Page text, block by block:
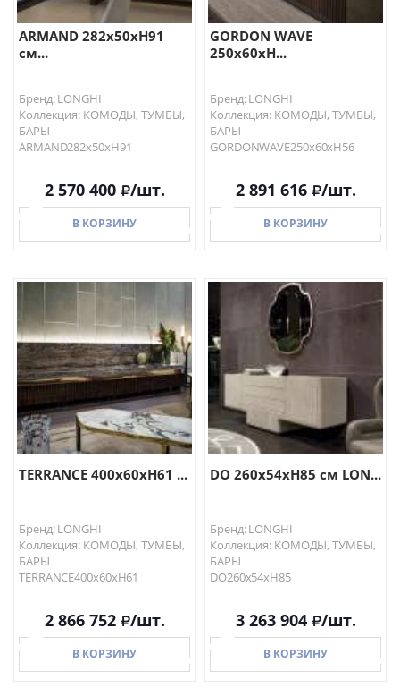
ARMAND 282x50xH91
см...
Бренд: LONGHI
Коллекция: КОМОДЫ, ТУМБЫ,
БАРЫ
ARMAND282x50xH91
2 570 400 /шт.
В КОРЗИНУ
В КОРЗИНУ
GORDON WAVE
250x60xH...
Бренд: LONGHI
Коллекция: КОМОДЫ, ТУМБЫ,
БАРЫ
GORDONWAVE250x60xH56
2 891 616 /шт.
В КОРЗИНУ
В КОРЗИНУ
TERRANCE 400x60хH61 ...
Бренд: LONGHI
Коллекция: КОМОДЫ, ТУМБЫ,
БАРЫ
TERRANCE400x60хH61
2 866 752 /шт.
В КОРЗИНУ
DO 260x54хH85 см LON...
Бренд: LONGHI
Коллекция: КОМОДЫ, ТУМБЫ,
БАРЫ
DO260x54хH85
3 263 904 /шт.
В КОРЗИНУ